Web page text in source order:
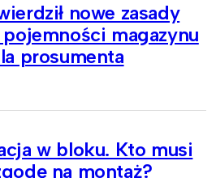
nowe zasady
magazynu
prosumenta
w bloku. Kto musi
na montaż?